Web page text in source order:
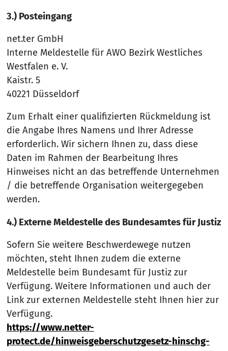
3.) Posteingang
net.ter GmbH
Interne Meldestelle für AWO Bezirk Westliches
Westfalen e. V.
Kaistr. 5
40221 Düsseldorf
Zum Erhalt einer qualifizierten Rückmeldung ist
die Angabe Ihres Namens und Ihrer Adresse
erforderlich. Wir sichern Ihnen zu, dass diese
Daten im Rahmen der Bearbeitung Ihres
Hinweises nicht an das betreffende Unternehmen
/ die betreffende Organisation weitergegeben
werden.
4.) Externe Meldestelle des Bundesamtes für Justiz
Sofern Sie weitere Beschwerdewege nutzen
möchten, steht Ihnen zudem die externe
Meldestelle beim Bundesamt für Justiz zur
Verfügung. Weitere Informationen und auch der
Link zur externen Meldestelle steht Ihnen hier zur
Verfügung.
https://www.netter-
protect.de/hinweisgeberschutzgesetz-hinschg-